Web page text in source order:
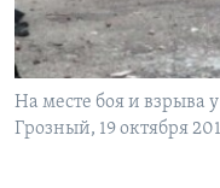
Learning English
СОЦИАЛЬНЫЕ СЕТИ
На месте боя и взрыва
Грозный, 19 октября